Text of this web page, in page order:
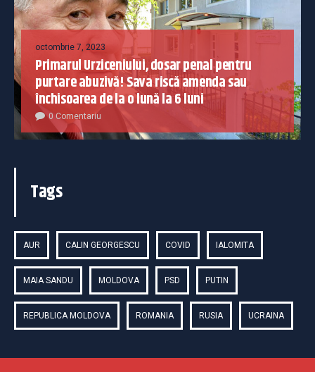
octombrie 7, 2023
Primarul Urziceniului, dosar penal pentru
purtare abuzivă! Sava riscă amenda sau
închisoarea de la o lună la 6 luni
0 Comentariu
Tags
AUR CALIN GEORGESCU COVID IALOMITA
MAIA SANDU MOLDOVA PSD PUTIN
REPUBLICA MOLDOVA ROMANIA RUSIA UCRAINA